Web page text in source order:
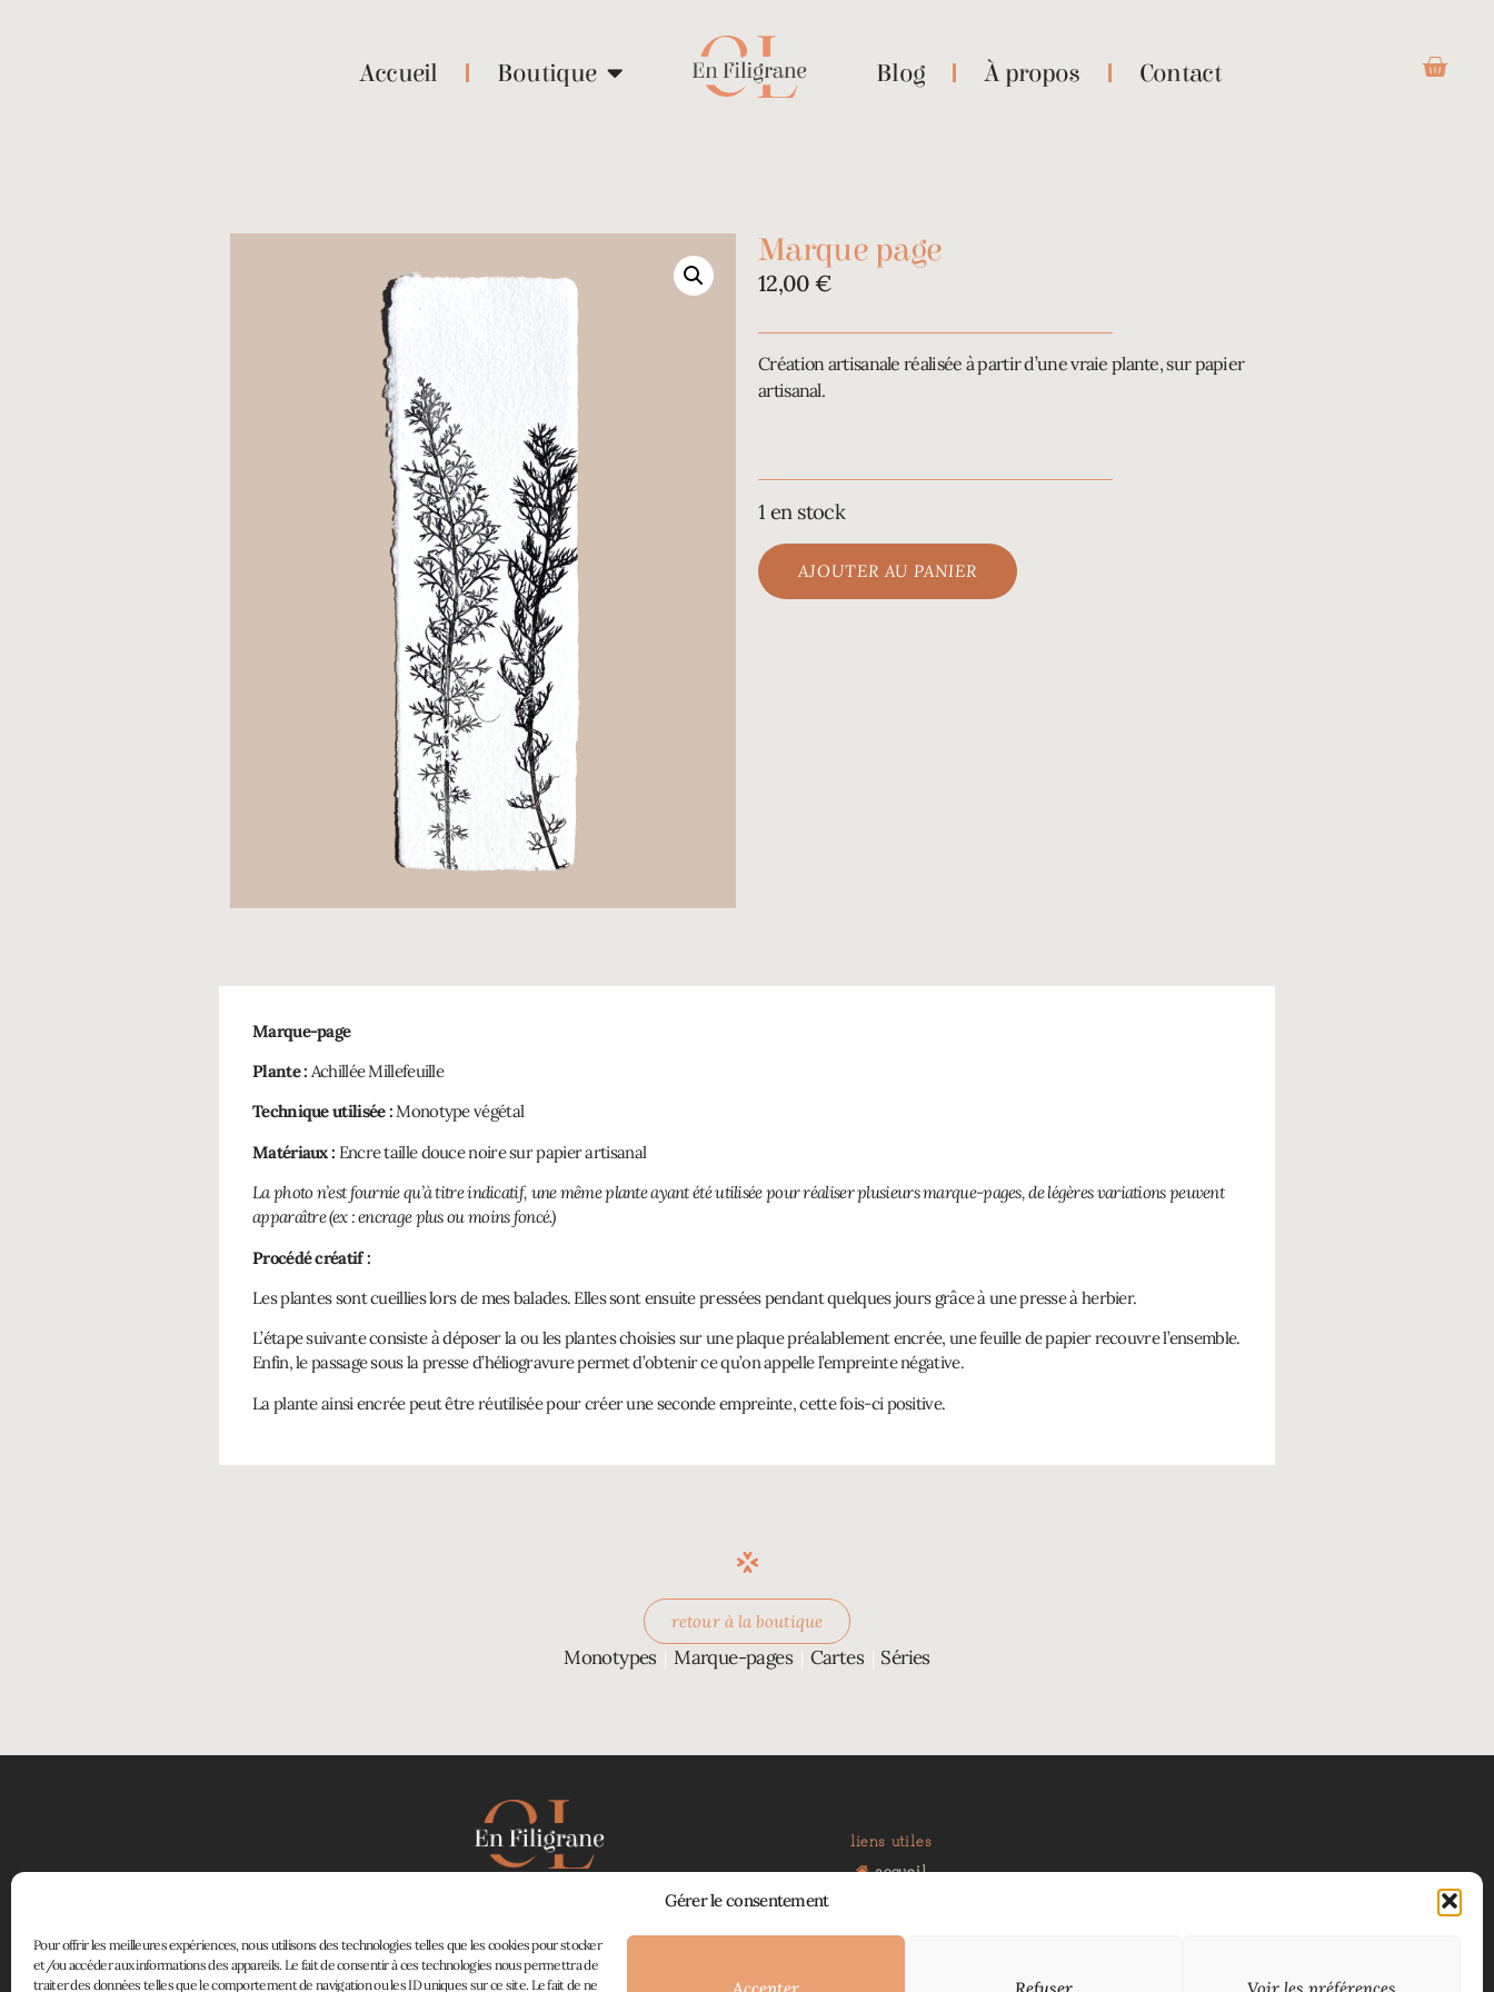
Gérer le consentement
Pour offrir les meilleures expériences, nous utilisons des technologies telles que les cookies pour stocker
et/ou accéder aux informations des appareils. Le fait de consentir à ces technologies nous permettra de
traiter des données telles que le comportement de navigation ou les ID uniques sur ce site. Le fait de ne
Accepter Refuser Voir les préférences
Accueil Boutique Blog À propos Contact
Marque page
12,00 €
Création artisanale réalisée à partir d’une vraie plante, sur papier
artisanal.
1 en stock
AJOUTER AU PANIER
Marque-page
Plante : Achillée Millefeuille
Technique utilisée :Monotype végétal
Matériaux : Encre taille douce noire sur papier artisanal
La photo n’est fournie qu’à titre indicatif, une même plante ayant été utilisée pour réaliser plusieurs marque-pages, de légères variations peuvent
apparaître (ex : encrage plus ou moins foncé.)
Procédé créatif :
Les plantes sont cueillies lors de mes balades. Elles sont ensuite pressées pendant quelques jours grâce à une presse à herbier.
L’étape suivante consiste à déposer la ou les plantes choisies sur une plaque préalablement encrée, une feuille de papier recouvre l’ensemble.
Enfin, le passage sous la presse d’héliogravure permet d’obtenir ce qu’on appelle l’empreinte négative.
La plante ainsi encrée peut être réutilisée pour créer une seconde empreinte, cette fois-ci positive.
retour à la boutique
Monotypes|Marque-pages| Cartes| Séries
à la croisée de l’art et de la nature
liens utiles
accueil
contact